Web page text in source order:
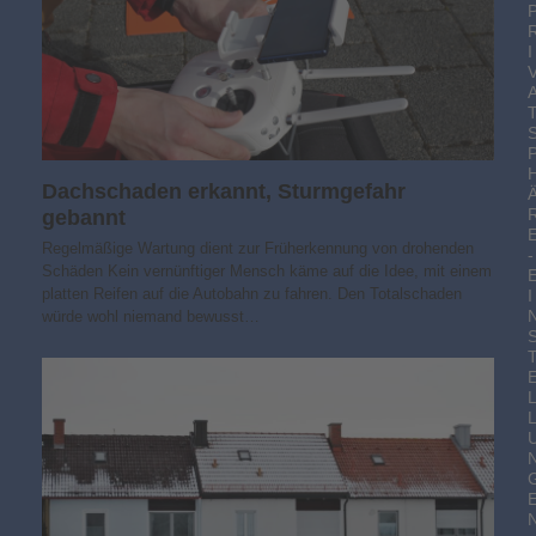
Dachschaden erkannt, Sturmgefahr
gebannt
Regelmäßige Wartung dient zur Früherkennung von drohenden
Schäden Kein vernünftiger Mensch käme auf die Idee, mit einem
platten Reifen auf die Autobahn zu fahren. Den Totalschaden
würde wohl niemand bewusst…
I
-
I
L
L